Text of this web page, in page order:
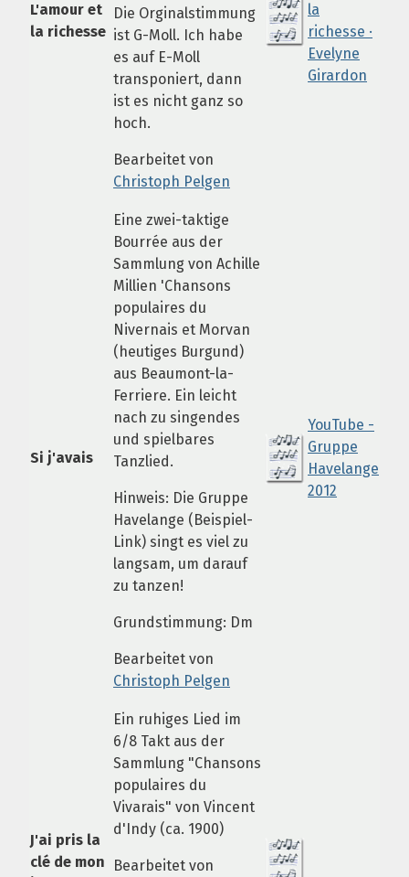
L'amour et
la richesse
Die Orginalstimmung
ist G-Moll. Ich habe
es auf E-Moll
transponiert, dann
ist es nicht ganz so
hoch.
Bearbeitet von
Christoph Pelgen
la
richesse ·
Evelyne
Girardon
Si j'avais
Eine zwei-taktige
Bourrée aus der
Sammlung von Achille
Millien 'Chansons
populaires du
Nivernais et Morvan
(heutiges Burgund)
aus Beaumont-la-
Ferriere. Ein leicht
nach zu singendes
und spielbares
Tanzlied.
Hinweis: Die Gruppe
Havelange (Beispiel-
Link) singt es viel zu
langsam, um darauf
zu tanzen!
Grundstimmung: Dm
Bearbeitet von
Christoph Pelgen
YouTube -
Gruppe
Havelange
2012
J'ai pris la
clé de mon
Ein ruhiges Lied im
6/8 Takt aus der
Sammlung "Chansons
populaires du
Vivarais" von Vincent
d'Indy (ca. 1900)
Bearbeitet von